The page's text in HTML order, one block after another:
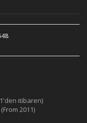
itibaren)
2011)